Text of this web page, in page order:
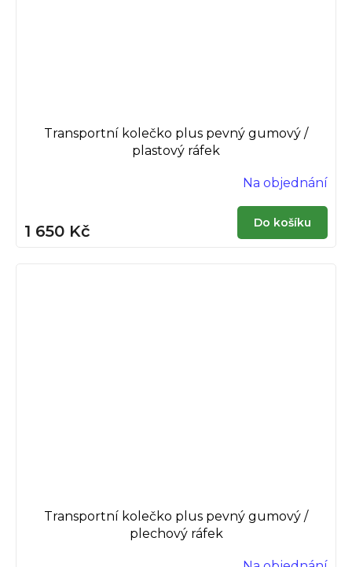
Transportní kolečko plus pevný gumový /
plastový ráfek
Na objednání
1 650 Kč Do košíku
Transportní kolečko plus pevný gumový /
plechový ráfek